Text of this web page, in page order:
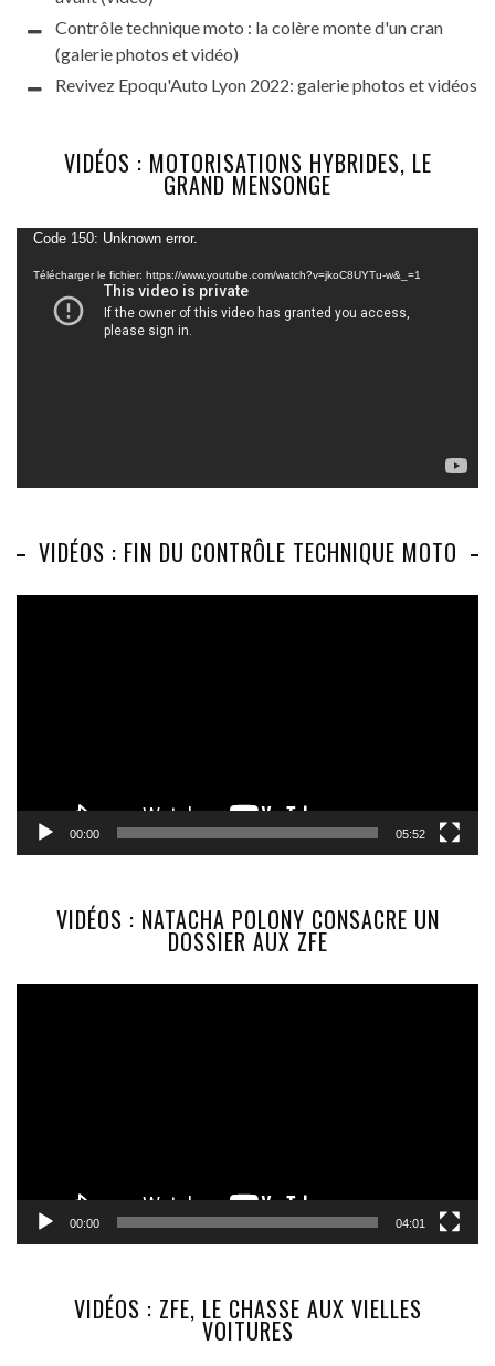
Contrôle technique moto : la colère monte d'un cran
(galerie photos et vidéo)
Revivez Epoqu'Auto Lyon 2022: galerie photos et vidéos
VIDÉOS : MOTORISATIONS HYBRIDES, LE
GRAND MENSONGE
Lecteur
vidéo
Code 150: Unknown error.
Télécharger le fichier: https://www.youtube.com/watch?v=jkoC8UYTu-w&_=1
VIDÉOS : FIN DU CONTRÔLE TECHNIQUE MOTO
00:00 05:52
VIDÉOS : NATACHA POLONY CONSACRE UN
DOSSIER AUX ZFE
00:00 04:01
VIDÉOS : ZFE, LE CHASSE AUX VIELLES
VOITURES